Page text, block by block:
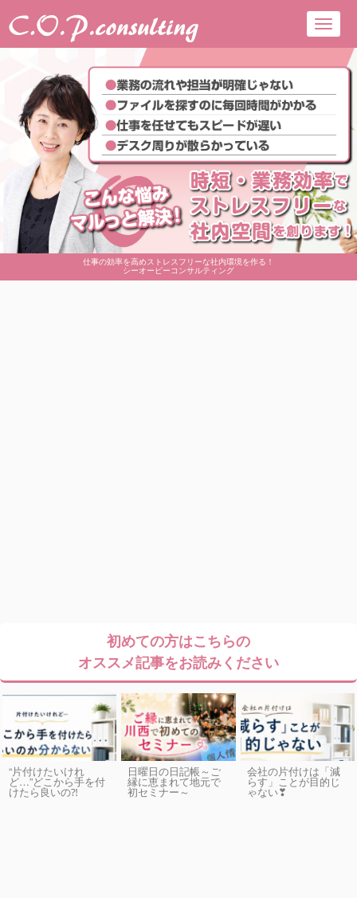
仕事の効率を高めストレスフリーな社内環境を作る！
シーオーピーコンサルティング
初めての方はこちらの
オススメ記事をお読みください
“片付けたいけれ
ど…”どこから手を付
けたら良いの⁈
日曜日の日記帳～ご
縁に恵まれて地元で
初セミナー～
会社の片付けは「減
らす」ことが目的じ
ゃない❣